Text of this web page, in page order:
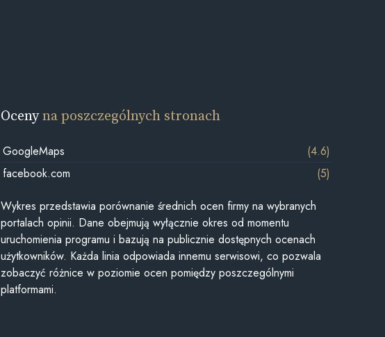
Ocenyna poszczególnych stronach
GoogleMaps
(4.6)
facebook.com
(5)
Wykres przedstawia porównanie średnich ocen firmy na wybranych
portalach opinii. Dane obejmują wyłącznie okres od momentu
uruchomienia programu i bazują na publicznie dostępnych ocenach
użytkowników. Każda linia odpowiada innemu serwisowi, co pozwala
zobaczyć różnice w poziomie ocen pomiędzy poszczególnymi
platformami.